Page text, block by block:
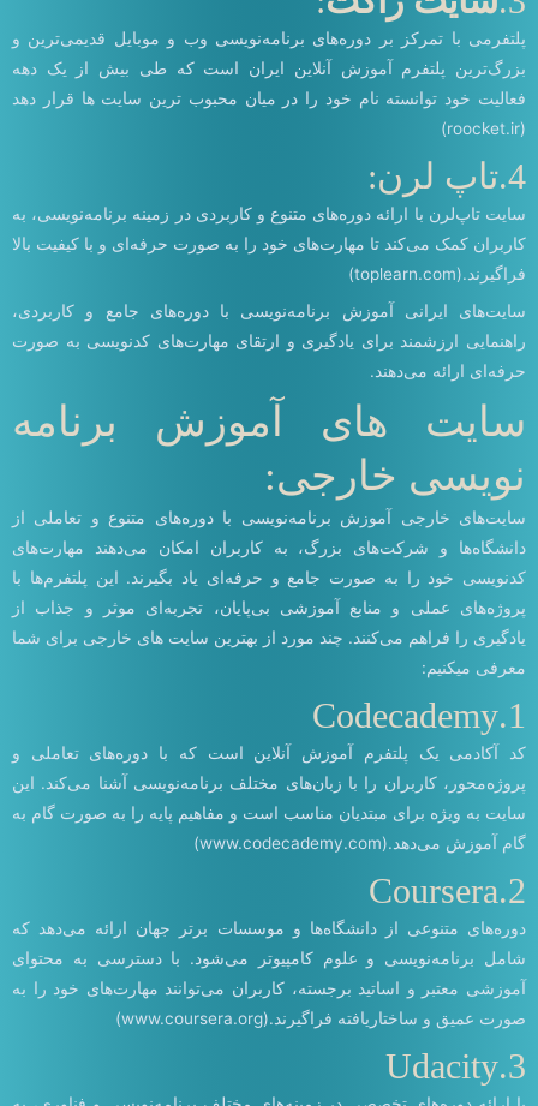
پلتفرمی با تمرکز بر دوره‌های برنامه‌نویسی وب و موبایل قدیمی‌ترین و
بزرگ‌ترین پلتفرم آموزش آنلاین ایران است که طی بیش از یک دهه
فعالیت خود توانسته نام خود را در میان محبوب ترین سایت ها قرار دهد
(roocket.ir)
4.تاپ لرن:
سایت تاپ‌لرن با ارائه دوره‌های متنوع و کاربردی در زمینه برنامه‌نویسی، به
کاربران کمک می‌کند تا مهارت‌های خود را به صورت حرفه‌ای و با کیفیت بالا
فراگیرند.(toplearn.com)
سایت‌های ایرانی آموزش برنامه‌نویسی با دوره‌های جامع و کاربردی،
راهنمایی ارزشمند برای یادگیری و ارتقای مهارت‌های کدنویسی به صورت
حرفه‌ای ارائه می‌دهند.
سایت های آموزش برنامه
نویسی خارجی:
سایت‌های خارجی آموزش برنامه‌نویسی با دوره‌های متنوع و تعاملی از
دانشگاه‌ها و شرکت‌های بزرگ، به کاربران امکان می‌دهند مهارت‌های
کدنویسی خود را به صورت جامع و حرفه‌ای یاد بگیرند. این پلتفرم‌ها با
پروژه‌های عملی و منابع آموزشی بی‌پایان، تجربه‌ای موثر و جذاب از
یادگیری را فراهم می‌کنند. چند مورد از بهترین سایت های خارجی برای شما
معرفی میکنیم:
1.Codecademy
کد آکادمی یک پلتفرم آموزش آنلاین است که با دوره‌های تعاملی و
پروژه‌محور، کاربران را با زبان‌های مختلف برنامه‌نویسی آشنا می‌کند. این
سایت به ویژه برای مبتدیان مناسب است و مفاهیم پایه را به صورت گام به
گام آموزش می‌دهد.(www.codecademy.com)
2.Coursera
دوره‌های متنوعی از دانشگاه‌ها و موسسات برتر جهان ارائه می‌دهد که
شامل برنامه‌نویسی و علوم کامپیوتر می‌شود. با دسترسی به محتوای
آموزشی معتبر و اساتید برجسته، کاربران می‌توانند مهارت‌های خود را به
صورت عمیق و ساختاریافته فراگیرند.(www.coursera.org)
3.Udacity